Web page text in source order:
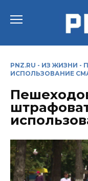
PNZ.RU - ИЗ ЖИЗНИ -
ИСПОЛЬЗОВАНИЕ